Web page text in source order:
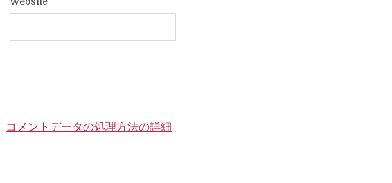
コメントデータの処理方法の詳細